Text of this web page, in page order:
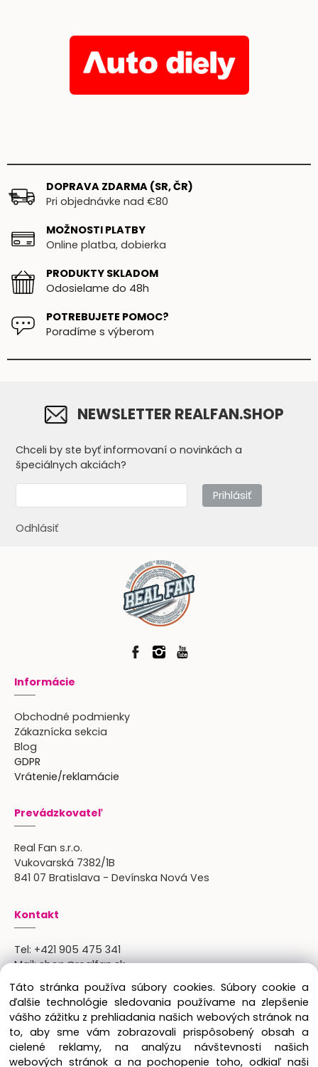
DOPRAVA ZDARMA (SR, ČR)
Pri objednávke nad €80
MOŽNOSTI PLATBY
Online platba, dobierka
PRODUKTY SKLADOM
Odosielame do 48h
POTREBUJETE POMOC?
Poradíme s výberom
NEWSLETTER REALFAN.SHOP
Chceli by ste byť informovaní o novinkách a
špeciálnych akciách?
Prihlásiť
Odhlásiť
Informácie
Obchodné podmienky
Zákaznícka sekcia
Blog
GDPR
Vrátenie/reklamácie
Prevádzkovateľ
Real Fan s.r.o.
Vukovarská 7382/1B
841 07 Bratislava - Devínska Nová Ves
Kontakt
Tel: +421 905 475 341
Mail:shop@realfan.sk
Zákaznícka linka: 9:00-18:00
Osobný odber: po predchádajúcom dohovore
Copyright © 2024 Real Fan s.r.o., všetky práva
Táto stránka používa súbory cookies. Súbory cookie a
ďalšie technológie sledovania používame na zlepšenie
vášho zážitku z prehliadania našich webových stránok na
to, aby sme vám zobrazovali prispôsobený obsah a
cielené reklamy, na analýzu návštevnosti našich
webových stránok a na pochopenie toho, odkiaľ naši